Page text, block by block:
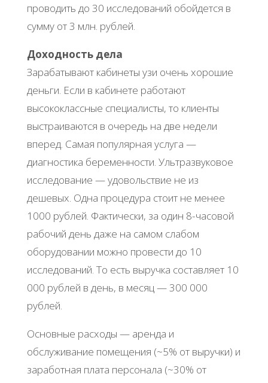
проводить до 30 исследований обойдется в
сумму от 3 млн. рублей.
Доходность дела
Зарабатывают кабинеты узи очень хорошие
деньги. Если в кабинете работают
высококлассные специалисты, то клиенты
выстраиваются в очередь на две недели
вперед. Самая популярная услуга —
диагностика беременности. Ультразвуковое
исследование — удовольствие не из
дешевых. Одна процедура стоит не менее
1000 рублей. Фактически, за один 8-часовой
рабочий день даже на самом слабом
оборудовании можно провести до 10
исследований. То есть выручка составляет 10
000 рублей в день, в месяц — 300 000
рублей.
Основные расходы — аренда и
обслуживание помещения (~5% от выручки) и
заработная плата персонала (~30% от